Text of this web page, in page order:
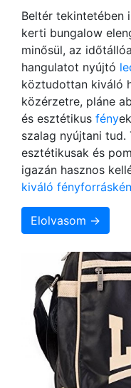
Beltér tekintetében
kerti bungalow
minősül, az
hangulatot nyújtó
köztudottan kiváló
közérzetre, pláne
és esztétikus fény
szalag nyújtani
esztétikusak és
igazán hasznos
kiváló
Elolvasom →